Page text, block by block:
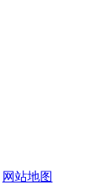
网站地图